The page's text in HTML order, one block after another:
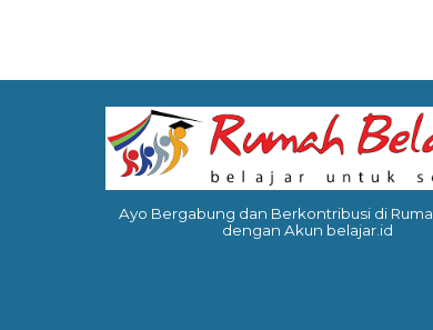
Ayo Bergabung dan Berkontribusi di
dengan Akun belajar.id